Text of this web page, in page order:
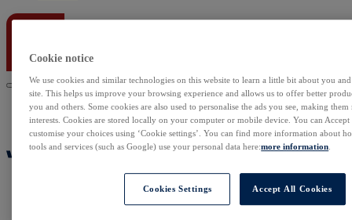
Cookie notice
We use cookies and similar technologies on this website to learn a little bit about you
site. This helps us improve your browsing experience and allows us to offer better
you and others. Some cookies are also used to personalise the ads you see, making
interests. Cookies are stored locally on your computer or mobile device. You can
customise your choices using ‘Cookie settings’. You can find more information about
tools and services (such as Google) use your personal data here:more information
Cookies Settings Accept All Cookies